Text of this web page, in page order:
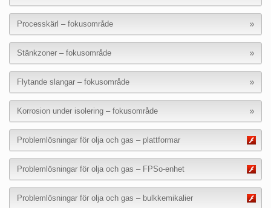
Processkärl – fokusområde
Stänkzoner – fokusområde
Flytande slangar – fokusområde
Korrosion under isolering – fokusområde
Problemlösningar för olja och gas – plattformar
Problemlösningar för olja och gas – FPSo-enhet
Problemlösningar för olja och gas – bulkkemikalier